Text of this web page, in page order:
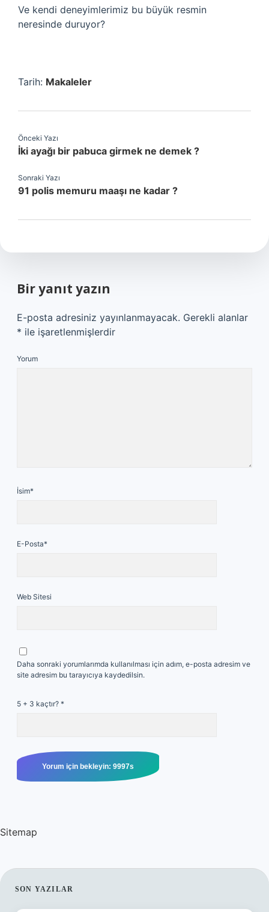
Ve kendi deneyimlerimiz bu büyük resmin
neresinde duruyor?
Tarih: Makaleler
Önceki Yazı
İki ayağı bir pabuca girmek ne demek ?
Sonraki Yazı
91 polis memuru maaşı ne kadar ?
Bir yanıt yazın
E-posta adresiniz yayınlanmayacak. Gerekli alanlar
* ile işaretlenmişlerdir
Yorum
İsim*
E-Posta*
Web Sitesi
Daha sonraki yorumlarımda kullanılması için adım, e-posta adresim ve
site adresim bu tarayıcıya kaydedilsin.
5 + 3 kaçtır? *
Sitemap
SIDEBAR
SON YAZILAR